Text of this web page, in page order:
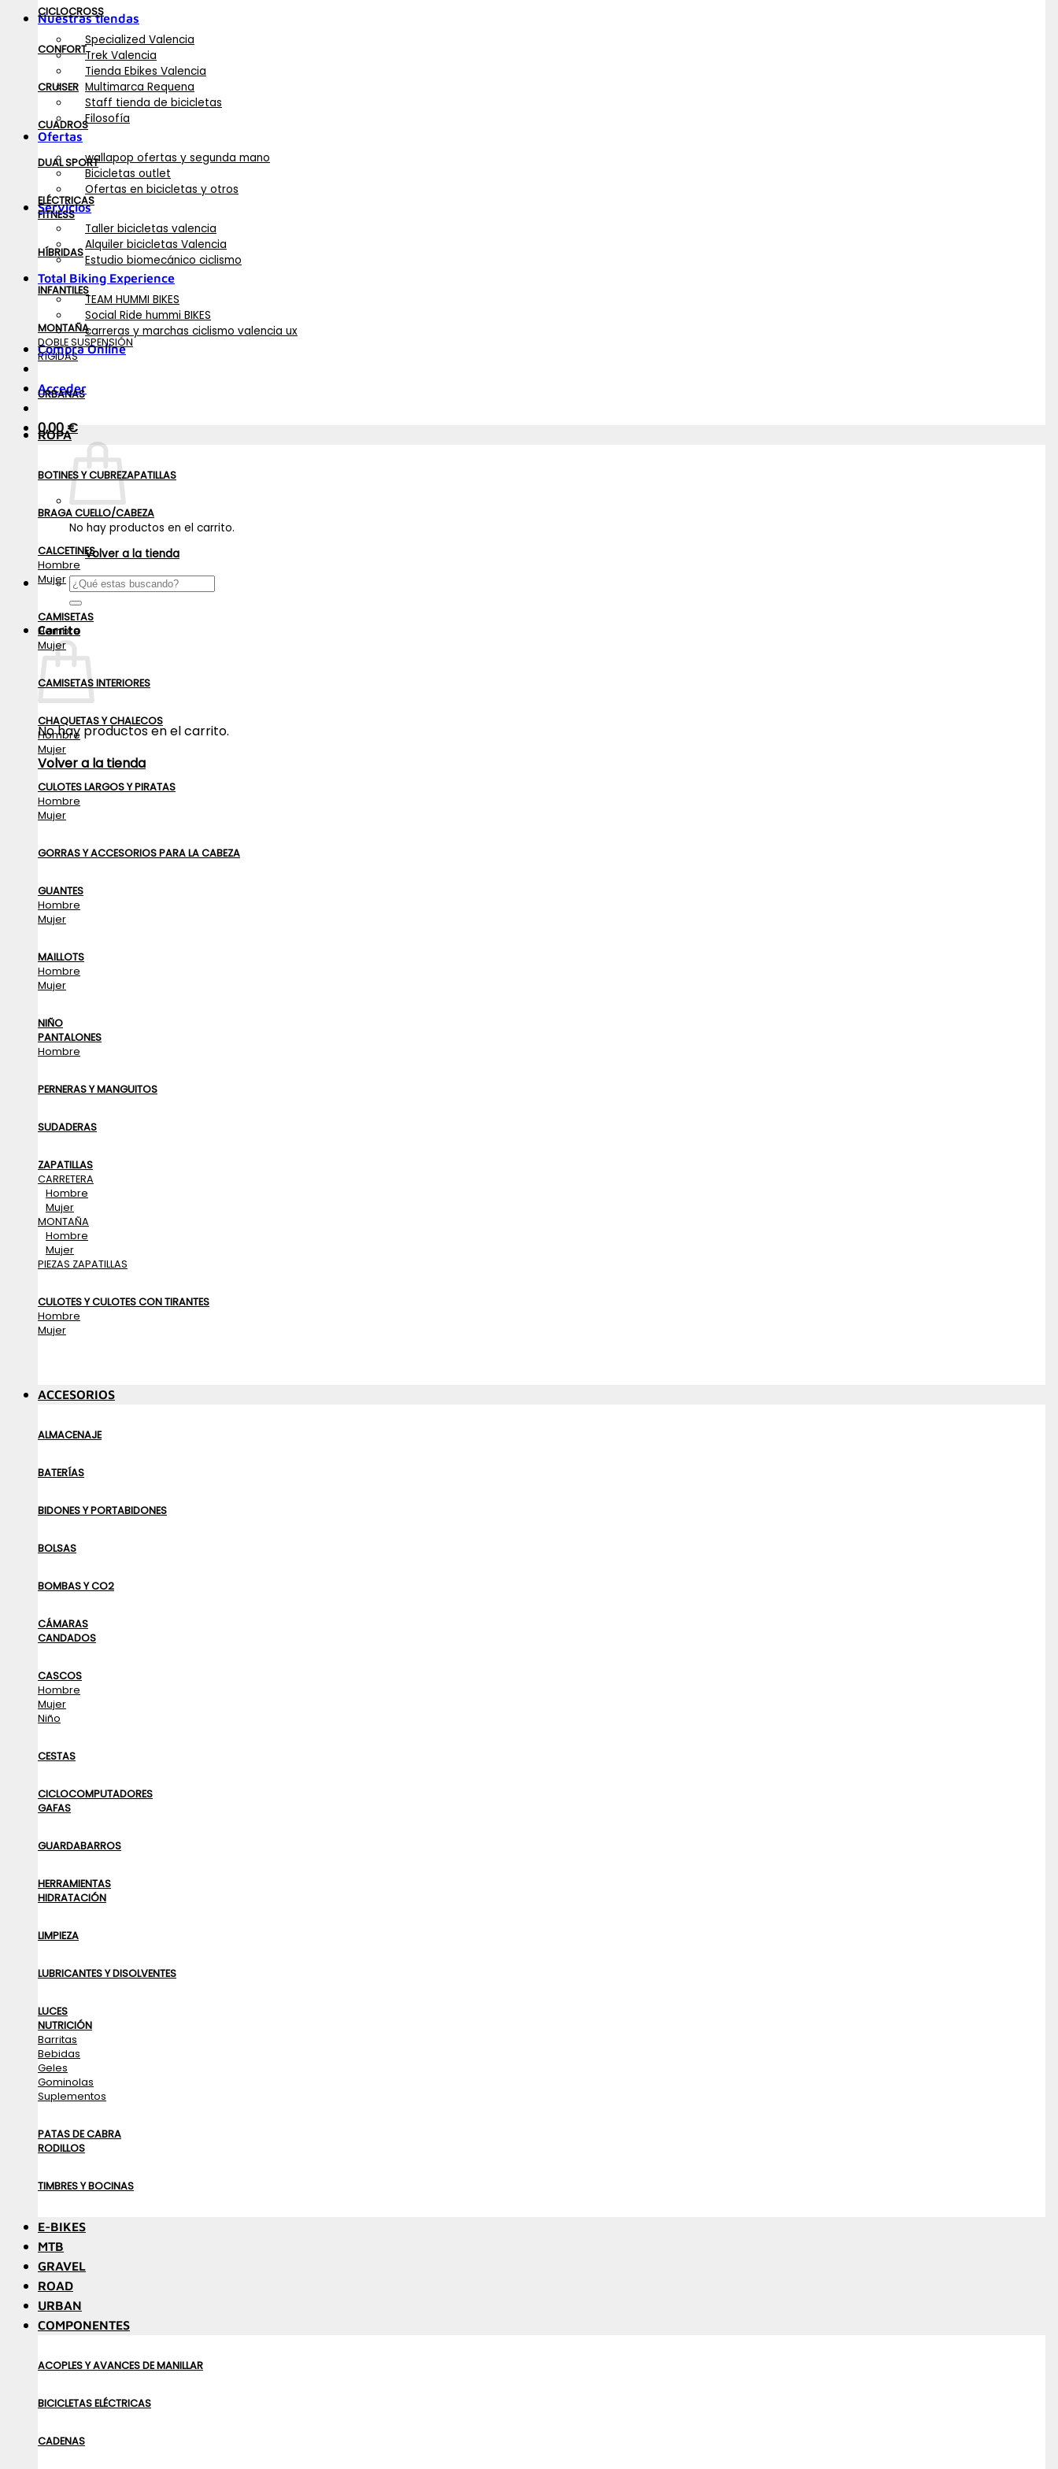
Nuestras tiendas
Specialized Valencia
Trek Valencia
Tienda Ebikes Valencia
Multimarca Requena
Staff tienda de bicicletas
Filosofía
Ofertas
wallapop ofertas y segunda mano
Bicicletas outlet
Ofertas en bicicletas y otros
Servicios
Taller bicicletas valencia
Alquiler bicicletas Valencia
Estudio biomecánico ciclismo
Total Biking Experience
TEAM HUMMI BIKES
Social Ride hummi BIKES
carreras y marchas ciclismo valencia ux
Compra Online
Acceder
0,00€
No hay productos en el carrito.
Volver a la tienda
Buscar
por:
Carrito
No hay productos en el carrito.
Volver a la tienda
CICLOCROSS
CONFORT
CRUISER
CUADROS
DUAL SPORT
ELÉCTRICAS
FITNESS
HÍBRIDAS
INFANTILES
MONTAÑA
DOBLE SUSPENSIÓN
RÍGIDAS
URBANAS
ROPA
BOTINES Y CUBREZAPATILLAS
BRAGA CUELLO/CABEZA
CALCETINES
Hombre
Mujer
CAMISETAS
Hombre
Mujer
CAMISETAS INTERIORES
CHAQUETAS Y CHALECOS
Hombre
Mujer
CULOTES LARGOS Y PIRATAS
Hombre
Mujer
GORRAS Y ACCESORIOS PARA LA CABEZA
GUANTES
Hombre
Mujer
MAILLOTS
Hombre
Mujer
NIÑO
PANTALONES
Hombre
PERNERAS Y MANGUITOS
SUDADERAS
ZAPATILLAS
CARRETERA
Hombre
Mujer
MONTAÑA
Hombre
Mujer
PIEZAS ZAPATILLAS
CULOTES Y CULOTES CON TIRANTES
Hombre
Mujer
ACCESORIOS
ALMACENAJE
BATERÍAS
BIDONES Y PORTABIDONES
BOLSAS
BOMBAS Y CO2
CÁMARAS
CANDADOS
CASCOS
Hombre
Mujer
Niño
CESTAS
CICLOCOMPUTADORES
GAFAS
GUARDABARROS
HERRAMIENTAS
HIDRATACIÓN
LIMPIEZA
LUBRICANTES Y DISOLVENTES
LUCES
NUTRICIÓN
Barritas
Bebidas
Geles
Gominolas
Suplementos
PATAS DE CABRA
RODILLOS
TIMBRES Y BOCINAS
E-BIKES
MTB
GRAVEL
ROAD
URBAN
COMPONENTES
ACOPLES Y AVANCES DE MANILLAR
BICICLETAS ELÉCTRICAS
CADENAS